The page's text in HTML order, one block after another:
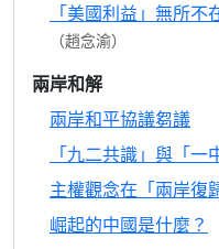
「美國利益」無所不
（趙念渝）
兩岸和解
兩岸和平協議芻議
「九二共識」與「一
主權觀念在「兩岸復
崛起的中國是什麼？